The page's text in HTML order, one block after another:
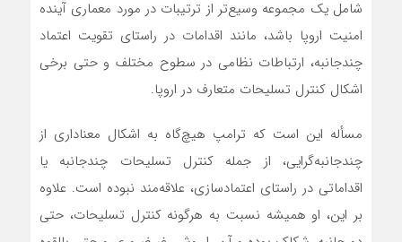
شامل یک مجموعه وسیع‌تر از ترتیبات در مورد معماری آینده
امنیت اروپا باشد، مانند اقدامات در راستای تقویت اعتماد
چندجانبه، ارتباطات نظامی در سطوح مختلف و حتی برخی
اشکال کنترل تسلیحات متعارف در اروپا.
مسأله این است که ترامپ هیچ‌گاه به اشکال معناداری از
چندجانبه‌گرایی، از جمله کنترل تسلیحات چندجانبه یا
اقداماتی در راستای اعتمادسازی، علاقه‌مند نبوده است. علاوه
بر این، او همیشه نسبت به هرگونه کنترل تسلیحات، حتی